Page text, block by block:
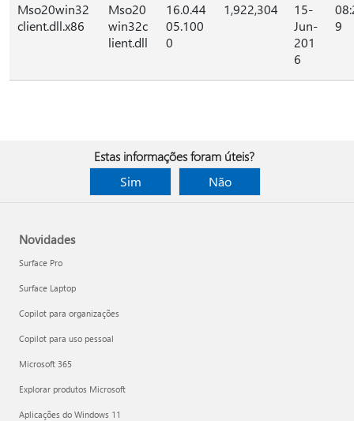
Mso20win32
client.dll.x86
Mso20
win32c
lient.dll
16.0.44
05.100
0
1,922,304
15-
Jun-
201
6
9
Estas informações foram úteis?
Sim
Não
Novidades
Surface Pro
Surface Laptop
Copilot para organizações
Copilot para uso pessoal
Microsoft 365
Explorar produtos Microsoft
Aplicações do Windows 11